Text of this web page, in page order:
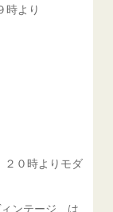
時より
２０時よりモダ
ンテージ、は